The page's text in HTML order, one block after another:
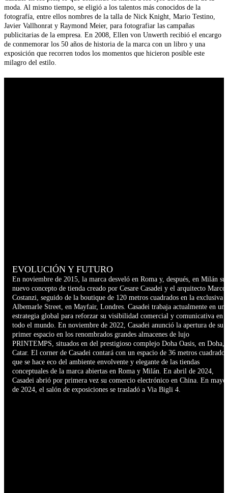
moda. Al mismo tiempo, se eligió a los talentos más conocidos de la
fotografía, entre ellos nombres de la talla de Nick Knight, Mario Testino,
Javier Vallhonrat y Raymond Meier, para fotografiar las campañas
publicitarias de la empresa. En 2008, Ellen von Unwerth recibió el encargo
de conmemorar los 50 años de historia de la marca con un libro y una
exposición que recorren todos los momentos que hicieron posible este
milagro del estilo.
EVOLUCIÓN Y FUTURO
En noviembre de 2015, la marca desveló en Roma y, después, en Milán su
nuevo concepto de tienda creado por Cesare Casadei y el arquitecto Marco
Costanzi, seguido de la boutique de 120 metros cuadrados en la exclusiva
Albemarle Street, en Mayfair, Londres. Casadei trabaja actualmente en una
estrategia global para reforzar su visibilidad comercial y comunicativa en
todo el mundo. En noviembre de 2022, Casadei anunció la apertura de su
primer espacio en los renombrados grandes almacenes de lujo
PRINTEMPS, situados en del prestigioso complejo Doha Oasis, en Doha,
Catar. El corner de Casadei contará con un espacio de 36 metros cuadrados
que se hace eco del ambiente envolvente y elegante de las tiendas
conceptuales de la marca abiertas en Roma y Milán. En abril de 2024,
Casadei abrió por primera vez su comercio electrónico en China. En mayo
de 2024, el salón de exposiciones se trasladó a Via Bigli 4.